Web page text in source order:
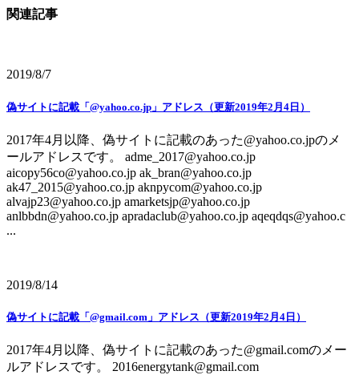
関連記事
2019/8/7
偽サイトに記載「@yahoo.co.jp」アドレス（更新2019年2月4日）
2017年4月以降、偽サイトに記載のあった@yahoo.co.jpのメ
ールアドレスです。 adme_2017@yahoo.co.jp
aicopy56co@yahoo.co.jp ak_bran@yahoo.co.jp
ak47_2015@yahoo.co.jp aknpycom@yahoo.co.jp
alvajp23@yahoo.co.jp amarketsjp@yahoo.co.jp
anlbbdn@yahoo.co.jp apradaclub@yahoo.co.jp aqeqdqs@yahoo.c
...
2019/8/14
偽サイトに記載「@gmail.com」アドレス（更新2019年2月4日）
2017年4月以降、偽サイトに記載のあった@gmail.comのメー
ルアドレスです。 2016energytank@gmail.com